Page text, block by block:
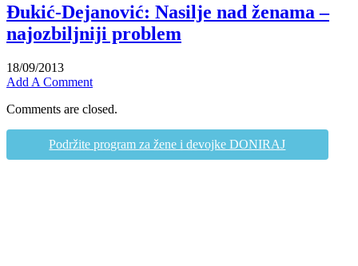
Đukić-Dejanović: Nasilje nad ženama –
najozbiljniji problem
18/09/2013
Add A Comment
Comments are closed.
Podržite program za žene i devojke DONIRAJ